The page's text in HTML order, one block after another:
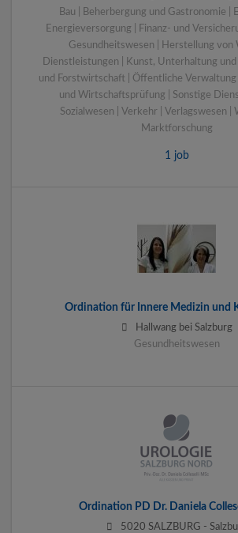
Bau | Beherbergung und Gastronomie |
Energieversorgung | Finanz- und
Gesundheitswesen | Herstellung von
Dienstleistungen | Kunst, Unterhaltung und
und Forstwirtschaft | Öffentliche Verwaltung
und Wirtschaftsprüfung | Sonstige
Sozialwesen | Verkehr | Verlagswesen |
Marktforschung
1 job
Ordination für Innere Medizin und
Hallwang bei Salzburg
Gesundheitswesen
Ordination PD Dr. Daniela
5020 SALZBURG -